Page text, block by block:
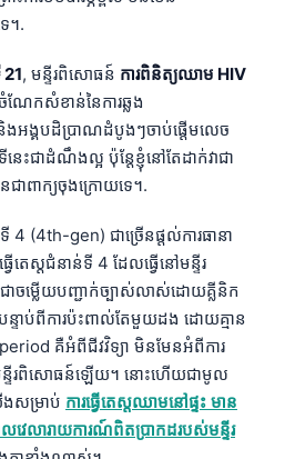
។.
21, មន្ទីរពិសោធន៍ ការពិនិត្យឈាម HIV
ណែកសំខាន់នៃការឆ្លង
អង្គបដិប្រាណដំបូងៗចាប់ផ្តើមលេច
ះជាដំណឹងល្អ ប៉ុន្តែខ្ញុំនៅតែដាក់វាជា
ជាពាក្យចុងក្រោយទេ។.
(4th-gen) ជាច្រើនផ្តល់ការធានា
វើតេស្តជំនាន់ទី 4 ដែលធ្វើនៅមន្ទីរ
ចម្លើយបញ្ជាក់ច្បាស់លាស់ដោយគ្លីនិក
ន្ទាប់ពីការប៉ះពាល់តែមួយដង ដោយគ្មាន
គឺអំពីជីវវិទ្យា មិនមែនអំពីការ
មន្ទីរពិសោធន៍ឡើយ។ នោះហើយជាមូល
សម្រាប់ ការធ្វើតេស្តឈាមនៅផ្ទះ មាន
វេលារាយការណ៍ពិតប្រាកដរបស់មន្ទីរ